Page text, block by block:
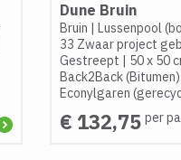
Dune Bruin
Bruin | Lussenpool
33 Zwaar project
Gestreept | 50 x 50
Back2Back (Bitumen)
Econylgaren
€ 132,75 per